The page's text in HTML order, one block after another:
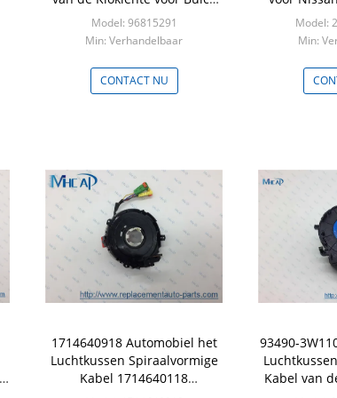
Excelle
Model: 96815291
Min: Verhandelbaar
CONTACT NU
D40 2.5L
Model:
Min:
1714640918 Automobiel het
Luchtkussen Spiraalvormige
Kabel 1714640118
93490-
Kabel van